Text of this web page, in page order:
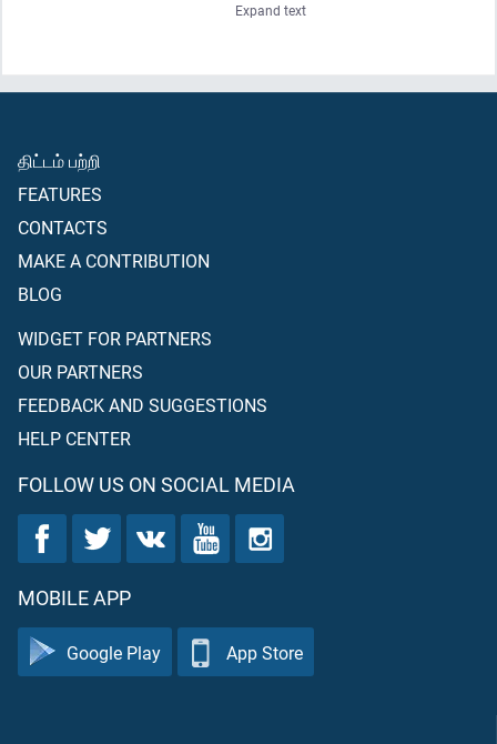
மறைத்து வைத்துக் கொண்டார்; அவர் “நீங்கள் தரத்தில் இன்னும்
Expand text
திட்டம் பற்றி
FEATURES
CONTACTS
MAKE A CONTRIBUTION
BLOG
WIDGET FOR PARTNERS
OUR PARTNERS
FEEDBACK AND SUGGESTIONS
HELP CENTER
FOLLOW US ON SOCIAL MEDIA
MOBILE APP
Google Play App Store